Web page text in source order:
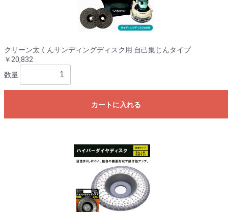
クリーン太くんサンディングディスク用 自己集じんタイプ
￥20,832
数量
カートに入れる